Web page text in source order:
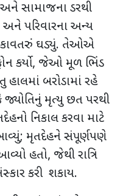
સામાજના ડરથી
અને પરિવારના અન્ય
કાવતરું ઘડ્યું. તેઓએ
કર્યો, જેઓ મૂળ ભિંડ
હાલમાં બરોડામાં રહે
જ્યોતિનું મૃત્યુ છત પરથી
નિકાલ કરવા માટે
; મૃતદેહને સંપૂર્ણપણે
હતો, જેથીરાત્રિ
કરી શકાય.